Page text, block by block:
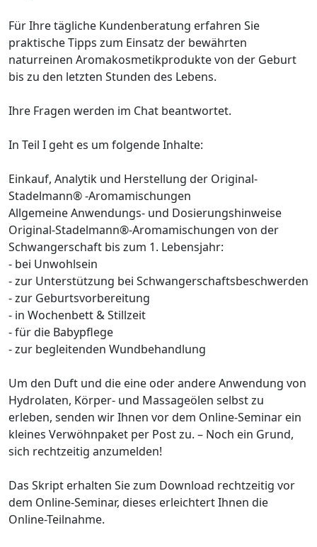
Für Ihre tägliche Kundenberatung erfahren Sie
praktische Tipps zum Einsatz der bewährten
naturreinen Aromakosmetikprodukte von der Geburt
bis zu den letzten Stunden des Lebens.
Ihre Fragen werden im Chat beantwortet.
In Teil I geht es um folgende Inhalte:
Einkauf, Analytik und Herstellung der Original-
Stadelmann® -Aromamischungen
Allgemeine Anwendungs- und Dosierungshinweise
Original-Stadelmann®-Aromamischungen von der
Schwangerschaft bis zum 1. Lebensjahr:
- bei Unwohlsein
- zur Unterstützung bei Schwangerschaftsbeschwerden
- zur Geburtsvorbereitung
- in Wochenbett & Stillzeit
- für die Babypflege
- zur begleitenden Wundbehandlung
Um den Duft und die eine oder andere Anwendung von
Hydrolaten, Körper- und Massageölen selbst zu
erleben, senden wir Ihnen vor dem Online-Seminar ein
kleines Verwöhnpaket per Post zu. – Noch ein Grund,
sich rechtzeitig anzumelden!
Das Skript erhalten Sie zum Download rechtzeitig vor
dem Online-Seminar, dieses erleichtert Ihnen die
Online-Teilnahme.